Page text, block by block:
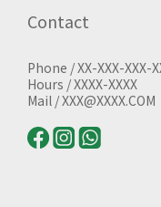
Contact
Phone / XX-XXX-XXX-
Hours / XXXX-XXXX
Mail / XXX@XXXX.COM